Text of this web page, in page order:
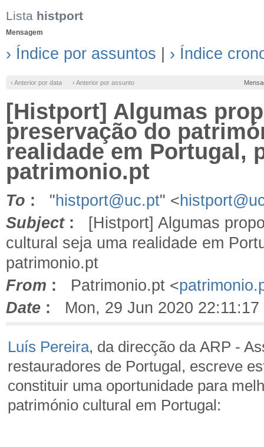
Lista histport
Mensagem
› Índice por assuntos › Índice
‹ Anterior por data ‹ Anterior por assunto
[Histport] Algumas
preservação do
realidade em Portugal,
patrimonio.pt
To : "histport@uc.pt" <
Subject: [Histport] Algumas
cultural seja uma realidade em
patrimonio.pt
From : Patrimonio.pt <
Date : Mon, 29 Jun 2020 22:11:17
Luís Pereira, da direcção da ARP -
restauradores de Portugal, escreve
constituir uma oportunidade para
património cultural em Portugal: